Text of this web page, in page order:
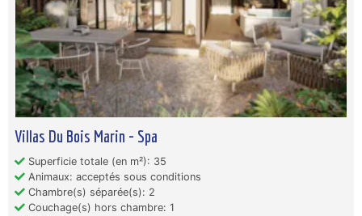
Villas Du Bois Marin - Spa
Superficie totale (en m²): 35
Animaux: acceptés sous conditions
Chambre(s) séparée(s): 2
Couchage(s) hors chambre: 1